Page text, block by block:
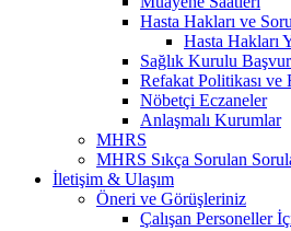
Hasta Hakları ve
Hasta Hakları
Sağlık Kurulu
Refakat Politikası ve
Nöbetçi Eczaneler
Anlaşmalı Kurumlar
MHRS
MHRS Sıkça Sorulan
İletişim & Ulaşım
Öneri ve Görüşleriniz
Çalışan Personeller